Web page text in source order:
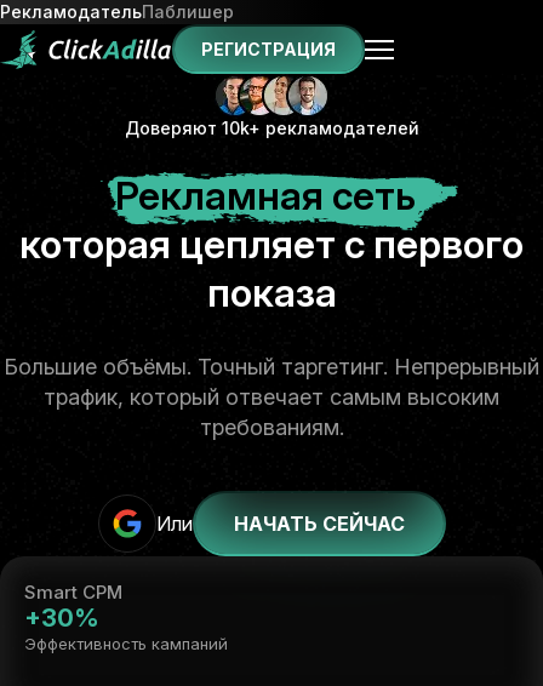
РекламодательПаблишер
РЕГИСТРАЦИЯ
Доверяют 10k+ рекламодателей
Рекламная сеть
которая цепляет с первого
показа
Большие объёмы. Точный таргетинг. Непрерывный
трафик, который отвечает самым высоким
требованиям.
Или НАЧАТЬ СЕЙЧАС
Smart CPM
+30%
Эффективность кампаний